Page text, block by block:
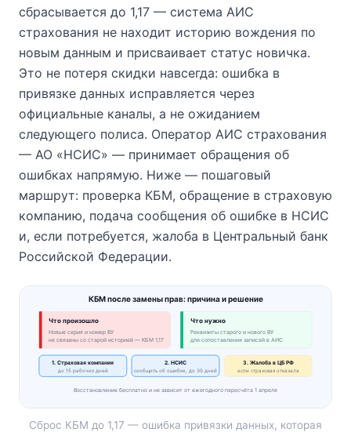
сбрасывается до 1,17 — система АИС
страхования не находит историю вождения по
новым данным и присваивает статус новичка.
Это не потеря скидки навсегда: ошибка в
привязке данных исправляется через
официальные каналы, а не ожиданием
следующего полиса. Оператор АИС страхования
— АО «НСИС» — принимает обращения об
ошибках напрямую. Ниже — пошаговый
маршрут: проверка КБМ, обращение в страховую
компанию, подача сообщения об ошибке в НСИС
и, если потребуется, жалоба в Центральный банк
Российской Федерации.
КБМ после замены прав: причина и решение
Что произошло
Новые серия и номер ВУ
не связаны со старой историей — КБМ 1,17
Что нужно
Реквизиты старого и нового ВУ
для сопоставления записей в АИС
1. Страховая компания
до 15 рабочих дней
2. НСИС
сообщить об ошибке, до 30 дней
3. Жалоба в ЦБ РФ
если страховая отказала
Восстановление бесплатно и не зависит от ежегодного пересчёта 1 апреля
Сброс КБМ до 1,17 — ошибка привязки данных, которая